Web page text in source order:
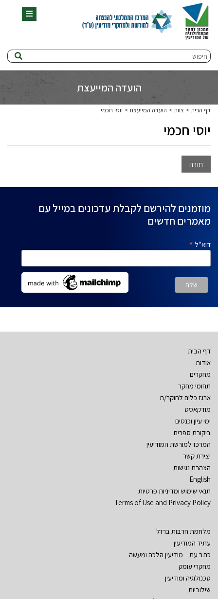
חיפוש
תפריט
הועדה המייעצת
דף הבית צוות הועדה המייעצת יוסי חכמי
יוסי חכמי
חזרה
מוזמנים להירשם לקבלת עדכונים במייל עם
מאמרים חדשים
דוא"ל *
דף הבית
אודות
מחקרים
תחומי מחקר
ארגז כלים לחוקר/ת
מודקאסט
ימי עיון וכנסים
ביקורת ספרים
המרכז למורשת המודיעין
יצירת קשר
הצהרת נגישות
English
תנאי שימוש ומדיניות פרטיות
Terms of Use and Privacy Policy
מלחמת חרבות ברזל
עתיד המודיעין
כתב עת – מודיעין הלכה ומעשה
מחקרי עומק
טכנולוגיה ומודיעין
שילוביות